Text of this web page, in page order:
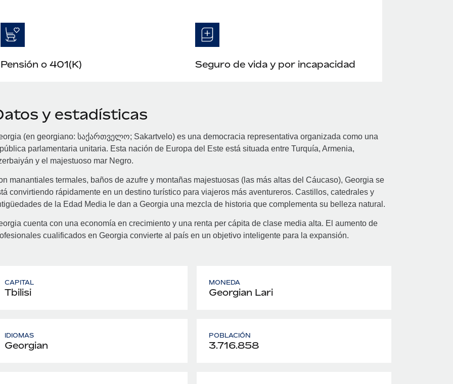
Pensión o 401(K) Seguro de vida y por incapacidad
y estadísticas
(en georgiano: საქართველო; Sakartvelo) es una democracia representativa organizada como una
parlamentaria unitaria. Esta nación de Europa del Este está situada entre Turquía, Armenia,
y el majestuoso mar Negro.
manantiales termales, baños de azufre y montañas majestuosas (las más altas del Cáucaso), Georgia se
convirtiendo rápidamente en un destino turístico para viajeros más aventureros. Castillos, catedrales y
de la Edad Media le dan a Georgia una mezcla de historia que complementa su belleza natural.
cuenta con una economía en crecimiento y una renta per cápita de clase media alta. El aumento de
cualificados en Georgia convierte al país en un objetivo inteligente para la expansión.
CAPITAL
Tbilisi
MONEDA
Georgian Lari
IDIOMAS
Georgian
POBLACIÓN
3.716.858